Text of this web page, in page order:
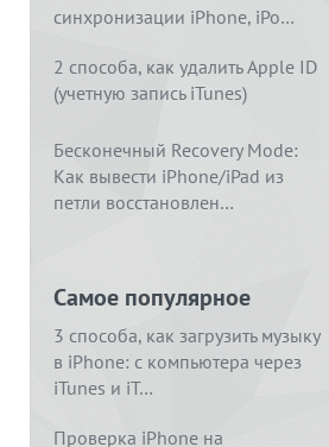
синхронизации iPhone, iPo…
2 способа, как удалить Apple ID
(учетную запись iTunes)
Бесконечный Recovery Mode:
Как вывести iPhone/iPad из
петли восстановлен…
Самое популярное
3 способа, как загрузить музыку
в iPhone: с компьютера через
iTunes и iT…
Проверка iPhone на